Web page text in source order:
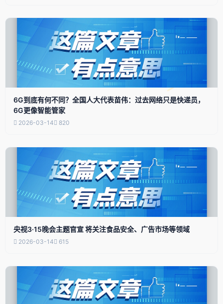
6G到底有何不同？全国人大代表苗伟：过去网络只是快递员，
6G更像智能管家
2026-03-14 820
央视3·15晚会主题官宣 将关注食品安全、广告市场等领域
2026-03-14 615